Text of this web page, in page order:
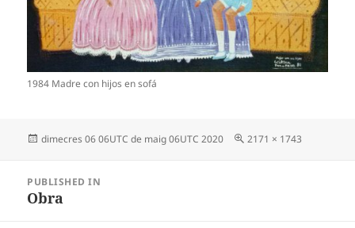
1984 Madre con hijos en sofá
Posted
dimecres 06 06UTC de maig 06UTC 2020
Full
2171 × 1743
navigation
PUBLISHED IN
Obra